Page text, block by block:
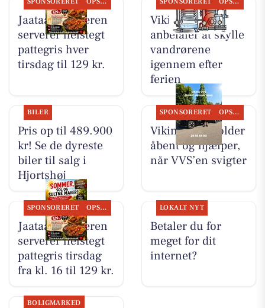
Jaataak Slagteren
serverer helstegt
pattegris hver
tirsdag til 129 kr.
Viking VVS
anbefaler at skylle
vandrørene
igennem efter
ferien
BILER
Pris op til 489.900
kr! Se de dyreste
biler til salg i
Hjortshøj
SPONSORERET OPSLAGSTAVLEN
Viking VVS holder
åbent og hjælper,
når VVS’en svigter
SPONSORERET OPSLAGSTAVLEN
Jaataak Slagteren
serverer helstegt
pattegris tirsdag
fra kl. 16 til 129 kr.
LOKALT NYT
Betaler du for
meget for dit
internet?
BOLIGMARKED